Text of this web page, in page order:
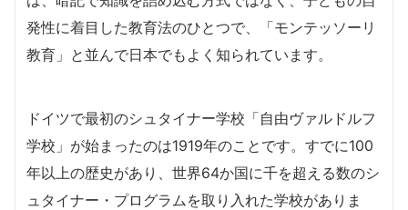
発性に着目した教育法のひとつで、「モンテッソーリ
教育」と並んで日本でもよく知られています。
ドイツで最初のシュタイナー学校「自由ヴァルドルフ
学校」が始まったのは1919年のことです。すでに100
年以上の歴史があり、世界64か国に千を超える数のシ
ュタイナー・プログラムを取り入れた学校がありま